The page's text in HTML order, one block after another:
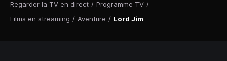
Regarder la TV en direct / Programme TV /
Films en streaming / Aventure / Lord Jim